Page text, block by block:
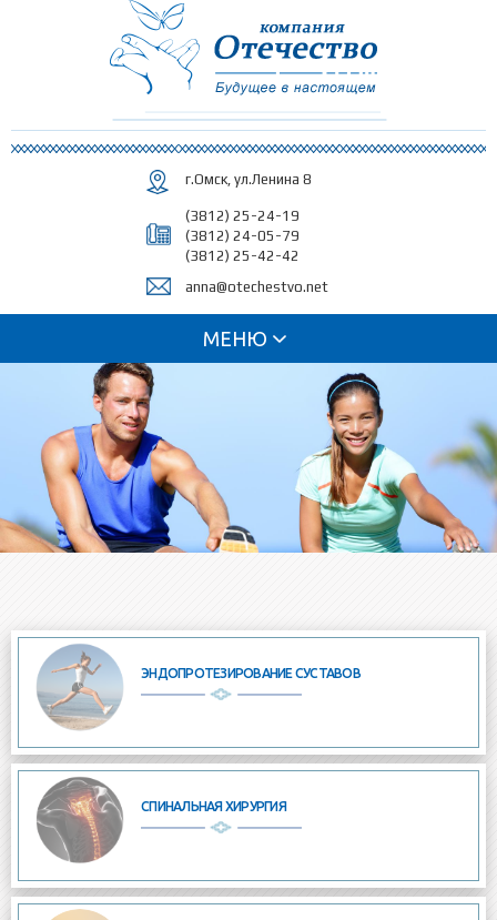
Перейти к
основному
содержанию
г.Омск, ул.Ленина 8
(3812) 25-24-19
(3812) 24-05-79
(3812) 25-42-42
anna@otechestvo.net
МЕНЮ
ЭНДОПРОТЕЗИРОВАНИЕ СУСТАВОВ
СПИНАЛЬНАЯ ХИРУРГИЯ